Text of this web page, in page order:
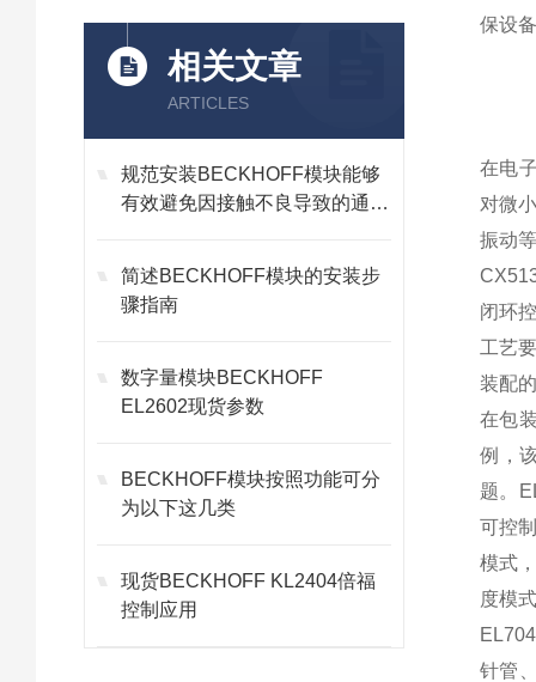
相关文章
ARTICLES
规范安装BECKHOFF模块能够
有效避免因接触不良导致的通讯
简述BECKHOFF模块的安装步
骤指南
数字量模块BECKHOFF
EL2602现货参数
BECKHOFF模块按照功能可分
为以下这几类
现货BECKHOFF KL2404倍福
控制应用
保设
在电
对微
振动
闭环
工艺
装配
在包
例，
题。
可控
模式
度模
针管